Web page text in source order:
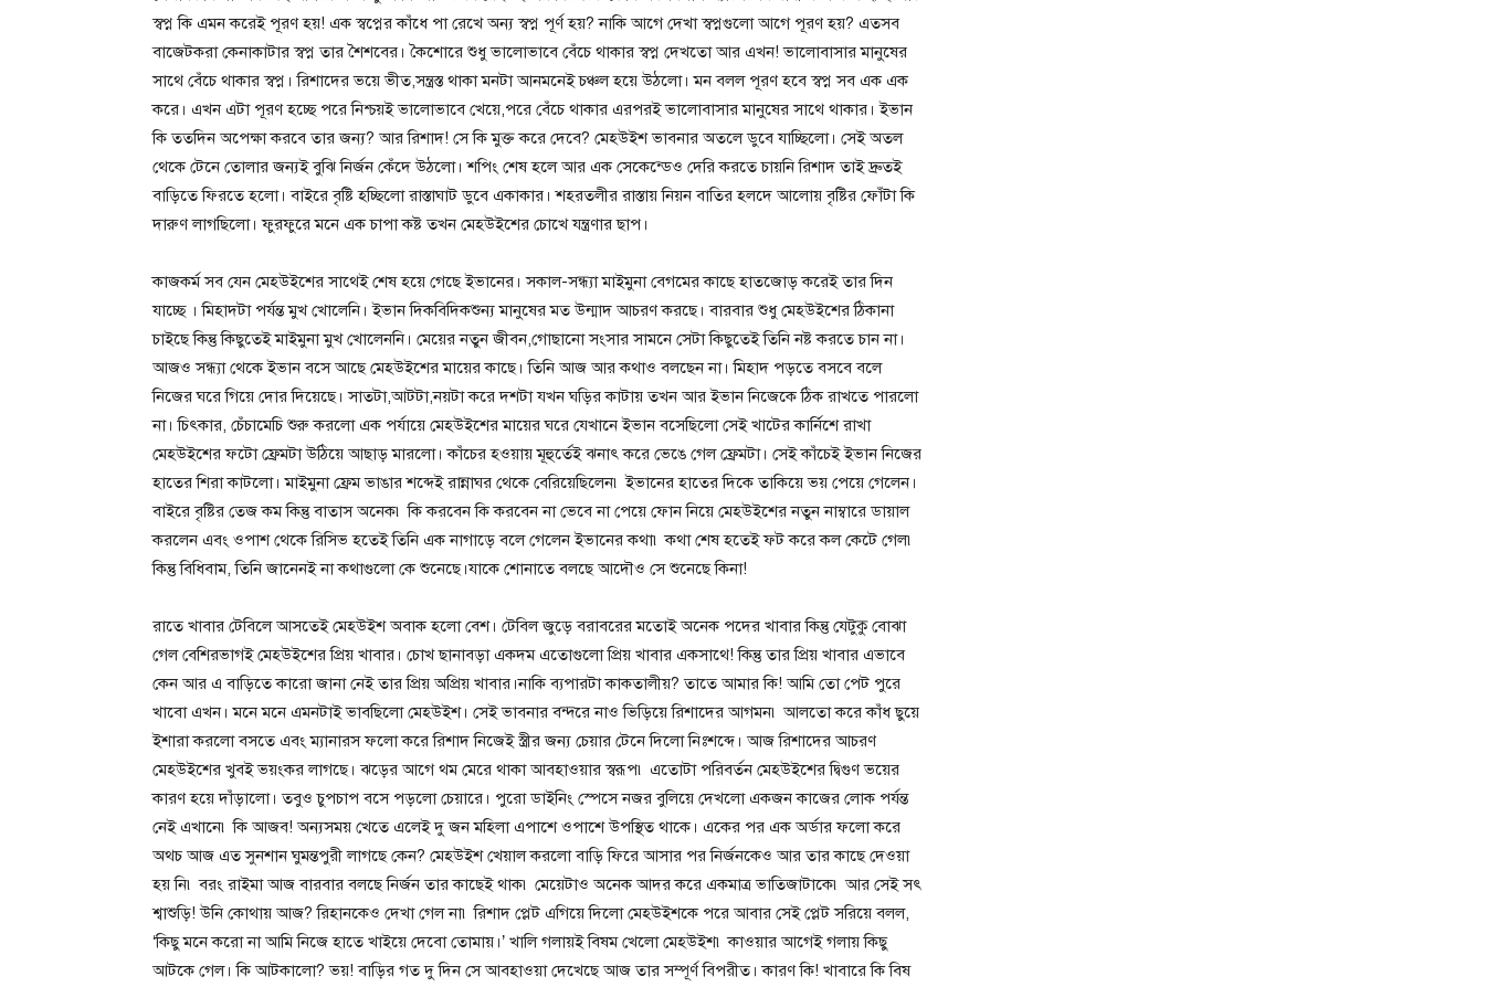
স্বপ্ন কি এমন করেই পূরণ হয়! এক স্বপ্নের কাঁধে পা রেখে অন্য স্বপ্ন পূর্ণ হয়? নাকি আগে দেখা স্বপ্নগুলো আগে পূরণ হয়? এতসব
বাজেটকরা কেনাকাটার স্বপ্ন তার শৈশবের। কৈশোরে শুধু ভালোভাবে বেঁচে থাকার স্বপ্ন দেখতো আর এখন! ভালোবাসার মানুষের
সাথে বেঁচে থাকার স্বপ্ন। রিশাদের ভয়ে ভীত,সন্ত্রস্ত থাকা মনটা আনমনেই চঞ্চল হয়ে উঠলো। মন বলল পূরণ হবে স্বপ্ন সব এক এক
করে। এখন এটা পূরণ হচ্ছে পরে নিশ্চয়ই ভালোভাবে খেয়ে,পরে বেঁচে থাকার এরপরই ভালোবাসার মানুষের সাথে থাকার। ইভান
কি ততদিন অপেক্ষা করবে তার জন্য? আর রিশাদ! সে কি মুক্ত করে দেবে? মেহউইশ ভাবনার অতলে ডুবে যাচ্ছিলো। সেই অতল
থেকে টেনে তোলার জন্যই বুঝি নির্জন কেঁদে উঠলো। শপিং শেষ হলে আর এক সেকেন্ডেও দেরি করতে চায়নি রিশাদ তাই দ্রুতই
বাড়িতে ফিরতে হলো। বাইরে বৃষ্টি হচ্ছিলো রাস্তাঘাট ডুবে একাকার। শহরতলীর রাস্তায় নিয়ন বাতির হলদে আলোয় বৃষ্টির ফোঁটা কি
দারুণ লাগছিলো। ফুরফুরে মনে এক চাপা কষ্ট তখন মেহউইশের চোখে যন্ত্রণার ছাপ।
কাজকর্ম সব যেন মেহউইশের সাথেই শেষ হয়ে গেছে ইভানের। সকাল-সন্ধ্যা মাইমুনা বেগমের কাছে হাতজোড় করেই তার দিন
যাচ্ছে । মিহাদটা পর্যন্ত মুখ খোলেনি। ইভান দিকবিদিকশুন্য মানুষের মত উন্মাদ আচরণ করছে। বারবার শুধু মেহউইশের ঠিকানা
চাইছে কিন্তু কিছুতেই মাইমুনা মুখ খোলেননি। মেয়ের নতুন জীবন,গোছানো সংসার সামনে সেটা কিছুতেই তিনি নষ্ট করতে চান না।
আজও সন্ধ্যা থেকে ইভান বসে আছে মেহউইশের মায়ের কাছে। তিনি আজ আর কথাও বলছেন না। মিহাদ পড়তে বসবে বলে
নিজের ঘরে গিয়ে দোর দিয়েছে। সাতটা,আটটা,নয়টা করে দশটা যখন ঘড়ির কাটায় তখন আর ইভান নিজেকে ঠিক রাখতে পারলো
না। চিৎকার, চেঁচামেচি শুরু করলো এক পর্যায়ে মেহউইশের মায়ের ঘরে যেখানে ইভান বসেছিলো সেই খাটের কার্নিশে রাখা
মেহউইশের ফটো ফ্রেমটা উঠিয়ে আছাড় মারলো। কাঁচের হওয়ায় মূহুর্তেই ঝনাৎ করে ভেঙে গেল ফ্রেমটা। সেই কাঁচেই ইভান নিজের
হাতের শিরা কাটলো। মাইমুনা ফ্রেম ভাঙার শব্দেই রান্নাঘর থেকে বেরিয়েছিলেন৷ ইভানের হাতের দিকে তাকিয়ে ভয় পেয়ে গেলেন।
বাইরে বৃষ্টির তেজ কম কিন্তু বাতাস অনেক৷ কি করবেন কি করবেন না ভেবে না পেয়ে ফোন নিয়ে মেহউইশের নতুন নাম্বারে ডায়াল
করলেন এবং ওপাশ থেকে রিসিভ হতেই তিনি এক নাগাড়ে বলে গেলেন ইভানের কথা৷ কথা শেষ হতেই ফট করে কল কেটে গেল৷
কিন্তু বিধিবাম, তিনি জানেনই না কথাগুলো কে শুনেছে।যাকে শোনাতে বলছে আদৌও সে শুনেছে কিনা!
রাতে খাবার টেবিলে আসতেই মেহউইশ অবাক হলো বেশ। টেবিল জুড়ে বরাবরের মতোই অনেক পদের খাবার কিন্তু যেটুকু বোঝা
গেল বেশিরভাগই মেহউইশের প্রিয় খাবার। চোখ ছানাবড়া একদম এতোগুলো প্রিয় খাবার একসাথে! কিন্তু তার প্রিয় খাবার এভাবে
কেন আর এ বাড়িতে কারো জানা নেই তার প্রিয় অপ্রিয় খাবার।নাকি ব্যপারটা কাকতালীয়? তাতে আমার কি! আমি তো পেট পুরে
খাবো এখন। মনে মনে এমনটাই ভাবছিলো মেহউইশ। সেই ভাবনার বন্দরে নাও ভিড়িয়ে রিশাদের আগমন৷ আলতো করে কাঁধ ছুয়ে
ইশারা করলো বসতে এবং ম্যানারস ফলো করে রিশাদ নিজেই স্ত্রীর জন্য চেয়ার টেনে দিলো নিঃশব্দে। আজ রিশাদের আচরণ
মেহউইশের খুবই ভয়ংকর লাগছে। ঝড়ের আগে থম মেরে থাকা আবহাওয়ার স্বরূপ৷ এতোটা পরিবর্তন মেহউইশের দ্বিগুণ ভয়ের
কারণ হয়ে দাঁড়ালো। তবুও চুপচাপ বসে পড়লো চেয়ারে। পুরো ডাইনিং স্পেসে নজর বুলিয়ে দেখলো একজন কাজের লোক পর্যন্ত
নেই এখানে৷ কি আজব! অন্যসময় খেতে এলেই দু জন মহিলা এপাশে ওপাশে উপস্থিত থাকে। একের পর এক অর্ডার ফলো করে
অথচ আজ এত সুনশান ঘুমন্তপুরী লাগছে কেন? মেহউইশ খেয়াল করলো বাড়ি ফিরে আসার পর নির্জনকেও আর তার কাছে দেওয়া
হয় নি৷ বরং রাইমা আজ বারবার বলছে নির্জন তার কাছেই থাক৷ মেয়েটাও অনেক আদর করে একমাত্র ভাতিজাটাকে৷ আর সেই সৎ
শ্বাশুড়ি! উনি কোথায় আজ? রিহানকেও দেখা গেল না৷ রিশাদ প্লেট এগিয়ে দিলো মেহউইশকে পরে আবার সেই প্লেট সরিয়ে বলল,
‘কিছু মনে করো না আমি নিজে হাতে খাইয়ে দেবো তোমায়।’ খালি গলায়ই বিষম খেলো মেহউইশ৷ কাওয়ার আগেই গলায় কিছু
আটকে গেল। কি আটকালো? ভয়! বাড়ির গত দু দিন সে আবহাওয়া দেখেছে আজ তার সম্পূর্ণ বিপরীত। কারণ কি! খাবারে কি বিষ